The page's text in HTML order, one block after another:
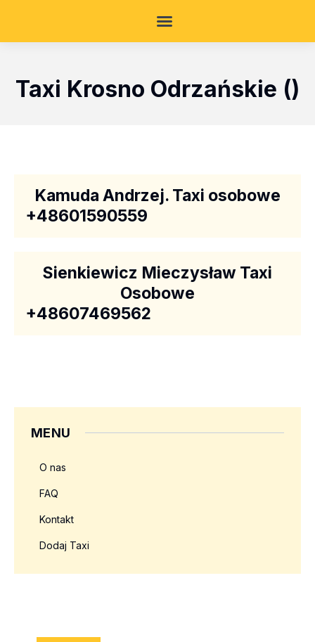
Taxi Krosno Odrzańskie ()
Kamuda Andrzej. Taxi osobowe
+48601590559
Sienkiewicz Mieczysław Taxi
Osobowe
+48607469562
MENU
O nas
FAQ
Kontakt
Dodaj Taxi